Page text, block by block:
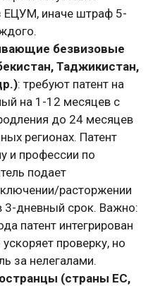
ЕЦУМ, иначе штраф 5-
безвизовые
Таджикистан,
: требуют патент на
на 1-12 месяцев с
до 24 месяцев
регионах. Патент
и профессии по
подает
расторжении
дневный срок. Важно:
патент интегрирован
проверку, но
за нелегалами.
(страны ЕС,